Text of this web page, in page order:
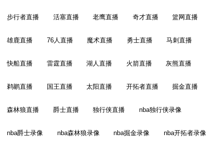
步行者直播 活塞直播 老鹰直播 奇才直播 篮网直播
雄鹿直播 76人直播 魔术直播 勇士直播 马刺直播
快船直播 雷霆直播 湖人直播 火箭直播 灰熊直播
鹈鹕直播 国王直播 太阳直播 开拓者直播 掘金直播
森林狼直播 爵士直播 独行侠直播 nba独行侠录像
nba爵士录像 nba森林狼录像 nba掘金录像 nba开拓者录像